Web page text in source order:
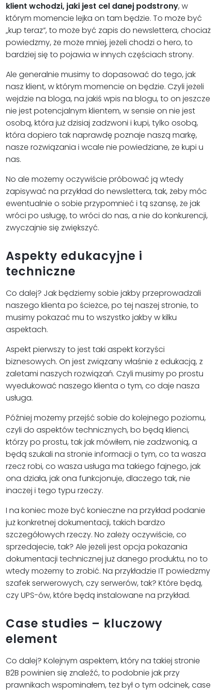
klient wchodzi, jaki jest cel danej podstrony, w
którym momencie lejka on tam będzie. To może być
„kup teraz”, to może być zapis do newslettera, chociaż
powiedzmy, że może mniej, jeżeli chodzi o hero, to
bardziej się to pojawia w innych częściach strony.
Ale generalnie musimy to dopasować do tego, jak
nasz klient, w którym momencie on będzie. Czyli jeżeli
wejdzie na bloga, na jakiś wpis na blogu, to on jeszcze
nie jest potencjalnym klientem, w sensie on nie jest
osobą, która już dzisiaj zadzwoni i kupi, tylko osobą,
która dopiero tak naprawdę poznaje naszą markę,
nasze rozwiązania i wcale nie powiedziane, że kupi u
nas.
No ale możemy oczywiście próbować ją wtedy
zapisywać na przykład do newslettera, tak, żeby móc
ewentualnie o sobie przypomnieć i tą szansę, że jak
wróci po usługę, to wróci do nas, a nie do konkurencji,
zwyczajnie się zwiększyć.
Aspekty edukacyjne i
techniczne
Co dalej? Jak będziemy sobie jakby przeprowadzali
naszego klienta po ścieżce, po tej naszej stronie, to
musimy pokazać mu to wszystko jakby w kilku
aspektach.
Aspekt pierwszy to jest taki aspekt korzyści
biznesowych. On jest związany właśnie z edukacją, z
zaletami naszych rozwiązań. Czyli musimy po prostu
wyedukować naszego klienta o tym, co daje nasza
usługa.
Później możemy przejść sobie do kolejnego poziomu,
czyli do aspektów technicznych, bo będą klienci,
którzy po prostu, tak jak mówiłem, nie zadzwonią, a
będą szukali na stronie informacji o tym, co ta wasza
rzecz robi, co wasza usługa ma takiego fajnego, jak
ona działa, jak ona funkcjonuje, dlaczego tak, nie
inaczej i tego typu rzeczy.
I na koniec może być konieczne na przykład podanie
już konkretnej dokumentacji, takich bardzo
szczegółowych rzeczy. No zależy oczywiście, co
sprzedajecie, tak? Ale jeżeli jest opcja pokazania
dokumentacji technicznej już danego produktu, no to
wtedy możemy to zrobić. Na przykładzie IT powiedzmy
szafek serwerowych, czy serwerów, tak? Które będą,
czy UPS-ów, które będą instalowane na przykład.
Case studies – kluczowy
element
Co dalej? Kolejnym aspektem, który na takiej stronie
B2B powinien się znaleźć, to podobnie jak przy
prawnikach wspominałem, też był o tym odcinek, case